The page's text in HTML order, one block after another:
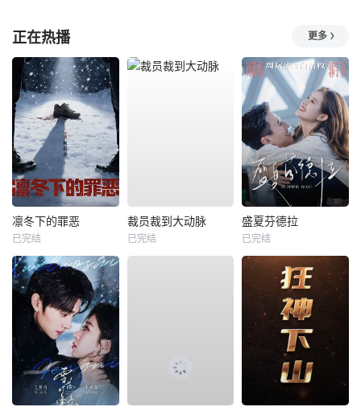
正在热播 更多
凛冬下的罪恶
已完结
裁员裁到大动脉
已完结
盛夏芬德拉
已完结